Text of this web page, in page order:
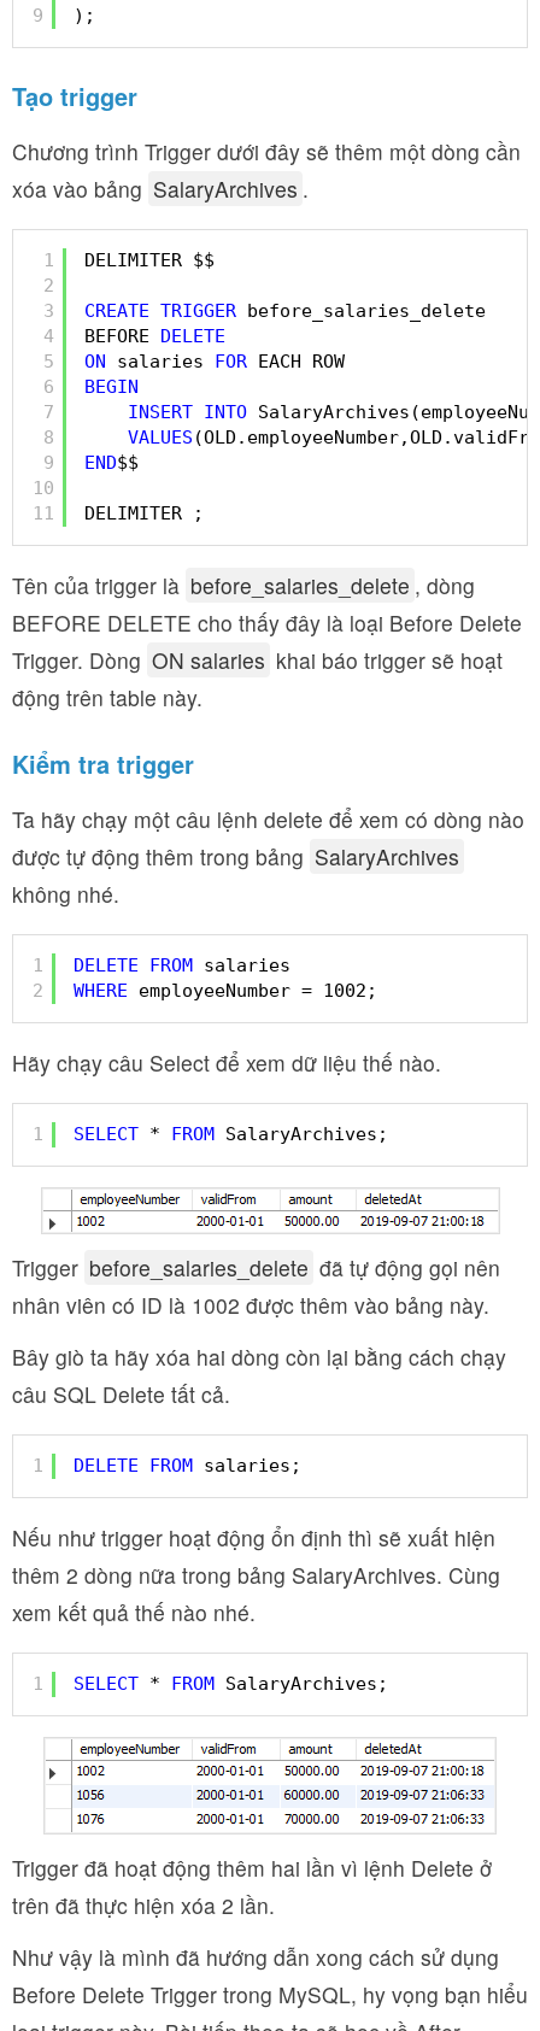
9
);
Tạo trigger
Chương trình Trigger dưới đây sẽ thêm một dòng cần
xóa vào bảng SalaryArchives .
1
2
3
4
5
6
7
8
9
10
11
DELIMITER $$
CREATE TRIGGER before_salaries_delete
BEFORE DELETE
ON
salaries FOR EACH ROW
BEGIN
INSERT INTO
VALUES
END$$
DELIMITER ;
Tên của trigger là before_salaries_delete , dòng
BEFORE DELETE cho thấy đây là loại Before Delete
Trigger. Dòng ON salaries khai báo trigger sẽ hoạt
động trên table này.
Kiểm tra trigger
Ta hãy chạy một câu lệnh delete để xem có dòng nào
được tự động thêm trong bảng SalaryArchives
không nhé.
1
2
DELETE FROM salaries
WHERE
employeeNumber = 1002;
Hãy chạy câu Select để xem dữ liệu thế nào.
1 SELECT * FROM SalaryArchives;
Trigger before_salaries_delete đã tự động gọi nên
nhân viên có ID là 1002 được thêm vào bảng này.
Bây giò ta hãy xóa hai dòng còn lại bằng cách chạy
câu SQL Delete tất cả.
1 DELETE FROM salaries;
Nếu như trigger hoạt động ổn định thì sẽ xuất hiện
thêm 2 dòng nữa trong bảng SalaryArchives. Cùng
xem kết quả thế nào nhé.
1 SELECT * FROM SalaryArchives;
Trigger đã hoạt động thêm hai lần vì lệnh Delete ở
trên đã thực hiện xóa 2 lần.
Như vậy là mình đã hướng dẫn xong cách sử dụng
Before Delete Trigger trong MySQL, hy vọng bạn hiểu